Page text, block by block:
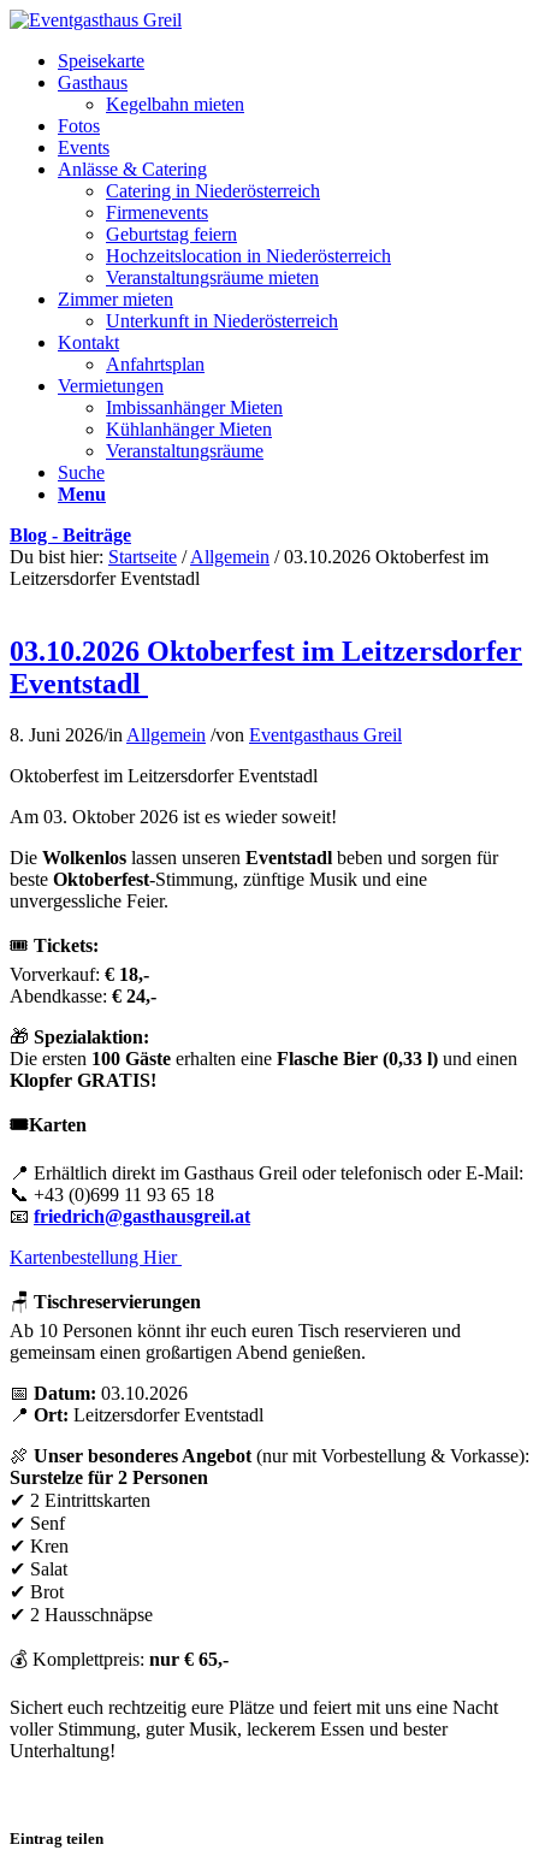
Speisekarte
Gasthaus
Kegelbahn mieten
Fotos
Events
Anlässe & Catering
Catering in Niederösterreich
Firmenevents
Geburtstag feiern
Hochzeitslocation in Niederösterreich
Veranstaltungsräume mieten
Zimmer mieten
Unterkunft in Niederösterreich
Kontakt
Anfahrtsplan
Vermietungen
Imbissanhänger Mieten
Kühlanhänger Mieten
Veranstaltungsräume
Suche
Menu
Blog - Beiträge
Du bist hier: Startseite / Allgemein / 03.10.2026 Oktoberfest im
Leitzersdorfer Eventstadl
03.10.2026 Oktoberfest im Leitzersdorfer
Eventstadl
8. Juni 2026/in Allgemein /von Eventgasthaus Greil
Oktoberfest im Leitzersdorfer Eventstadl
Am 03. Oktober 2026 ist es wieder soweit!
Die Wolkenlos lassen unseren Eventstadl beben und sorgen für
beste Oktoberfest-Stimmung, zünftige Musik und eine
unvergessliche Feier.
🎟️ Tickets:
Vorverkauf: € 18,-
Abendkasse: € 24,-
🎁 Spezialaktion:
Die ersten 100 Gäste erhalten eine Flasche Bier (0,33 l) und einen
Klopfer GRATIS!
🎟️Karten
📍 Erhältlich direkt im Gasthaus Greil oder telefonisch oder E-Mail:
📞 +43 (0)699 11 93 65 18
📧 friedrich@gasthausgreil.at
Kartenbestellung Hier
🪑 Tischreservierungen
Ab 10 Personen könnt ihr euch euren Tisch reservieren und
gemeinsam einen großartigen Abend genießen.
📅 Datum: 03.10.2026
📍 Ort: Leitzersdorfer Eventstadl
🍖 Unser besonderes Angebot (nur mit Vorbestellung & Vorkasse):
Surstelze für 2 Personen
✔ 2 Eintrittskarten
✔ Senf
✔ Kren
✔ Salat
✔ Brot
✔ 2 Hausschnäpse
💰 Komplettpreis: nur € 65,-
Sichert euch rechtzeitig eure Plätze und feiert mit uns eine Nacht
voller Stimmung, guter Musik, leckerem Essen und bester
Unterhaltung!
Eintrag teilen